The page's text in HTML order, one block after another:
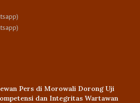
Pers di Morowali Dorong Uji
dan Integritas Wartawan